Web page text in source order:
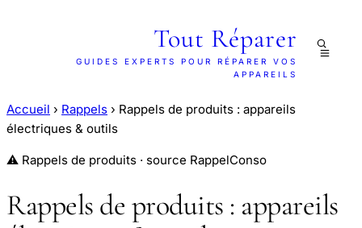
Tout Réparer
GUIDES EXPERTS POUR RÉPARER VOS
APPAREILS
Accueil › Rappels › Rappels de produits : appareils
électriques & outils
⚠️ Rappels de produits · source RappelConso
Rappels de produits : appareils